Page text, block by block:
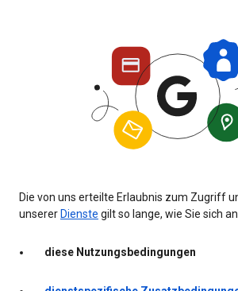
Die von uns erteilte Erlaubnis zum Zugriff
unsererDienste gilt so lange, wie Sie sich
diese Nutzungsbedingungen